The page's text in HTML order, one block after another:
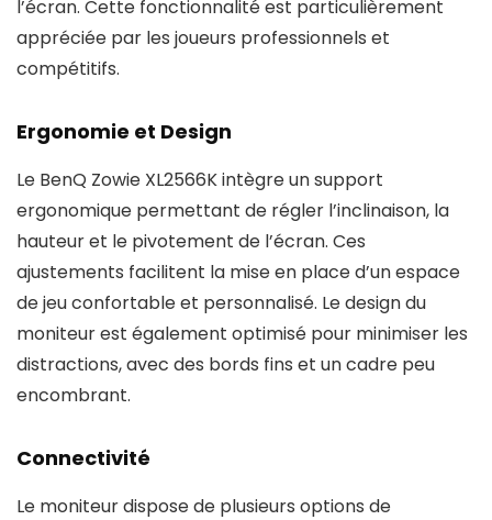
l’écran. Cette fonctionnalité est particulièrement
appréciée par les joueurs professionnels et
compétitifs.
Ergonomie et Design
Le BenQ Zowie XL2566K intègre un support
ergonomique permettant de régler l’inclinaison, la
hauteur et le pivotement de l’écran. Ces
ajustements facilitent la mise en place d’un espace
de jeu confortable et personnalisé. Le design du
moniteur est également optimisé pour minimiser les
distractions, avec des bords fins et un cadre peu
encombrant.
Connectivité
Le moniteur dispose de plusieurs options de